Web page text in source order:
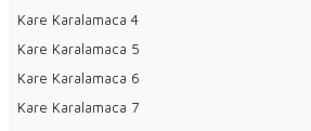
Kare Karalamaca 4
Kare Karalamaca 5
Kare Karalamaca 6
Kare Karalamaca 7